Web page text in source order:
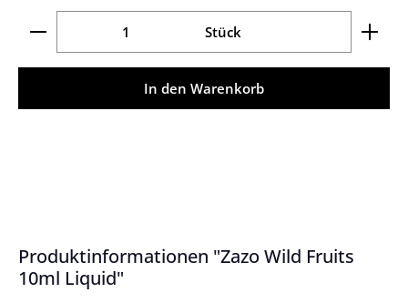
Produkt Anzahl: Gib den gewünschten Wert ein
Stück
In den Warenkorb
Produktinformationen "Zazo Wild Fruits
10ml Liquid"